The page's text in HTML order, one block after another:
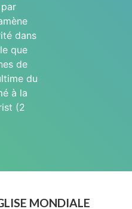
dans
que
de
du
à la
(2
MONDIALE